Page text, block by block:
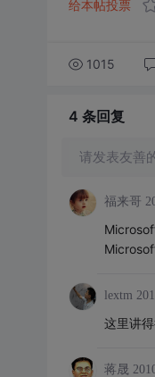
给本帖投票
1015
4 条回复
请发表友善
福来哥
lextm
这里讲
蒋晟